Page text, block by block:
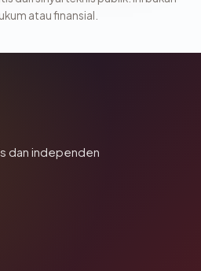
atau finansial.
dan independen